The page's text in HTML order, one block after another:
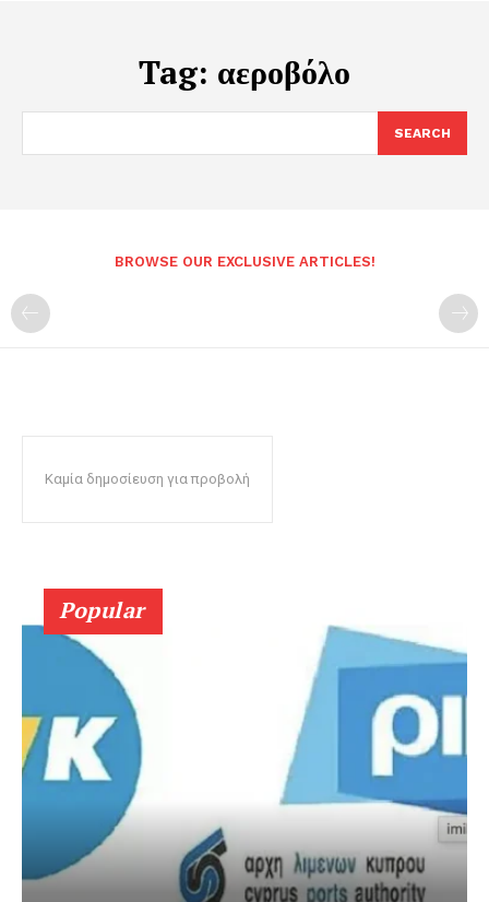
Tag: αεροβόλο
SEARCH
BROWSE OUR EXCLUSIVE ARTICLES!
Καμία δημοσίευση για προβολή
Popular